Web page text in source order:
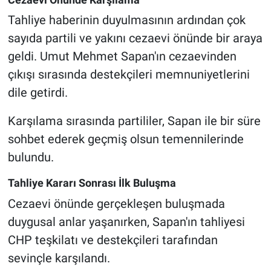
Tahliye haberinin duyulmasının ardından çok
sayıda partili ve yakını cezaevi önünde bir araya
geldi. Umut Mehmet Sapan'ın cezaevinden
çıkışı sırasında destekçileri memnuniyetlerini
dile getirdi.
Karşılama sırasında partililer, Sapan ile bir süre
sohbet ederek geçmiş olsun temennilerinde
bulundu.
Tahliye Kararı Sonrası İlk Buluşma
Cezaevi önünde gerçekleşen buluşmada
duygusal anlar yaşanırken, Sapan'ın tahliyesi
CHP teşkilatı ve destekçileri tarafından
sevinçle karşılandı.